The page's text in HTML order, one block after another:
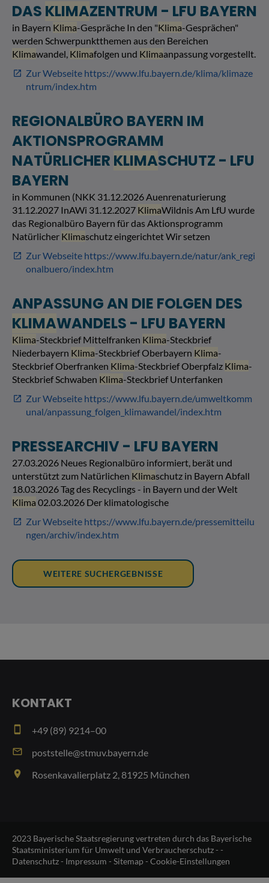
KONTAKT
smartphone +49 (89) 9214–00
email poststelle@stmuv.bayern.de
place Rosenkavalierplatz 2, 81925 München
2023 Bayerische Staatsregierung vertreten durch das Bayerische
Staatsministerium für Umwelt und Verbraucherschutz - -
Datenschutz- Impressum - Sitemap- Cookie-Einstellungen